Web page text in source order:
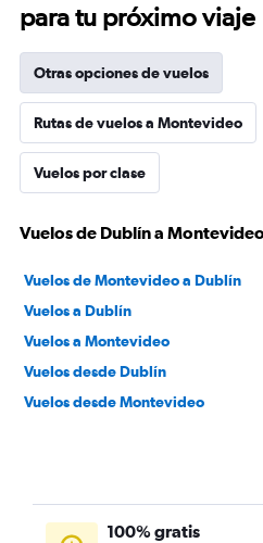
para tu próximo viaje
Otras opciones de vuelos
Rutas de vuelos a Montevideo
Vuelos por clase
Vuelos de Dublín a Montevideo
Vuelos de Montevideo a Dublín
Vuelos a Dublín
Vuelos a Montevideo
Vuelos desde Dublín
Vuelos desde Montevideo
100% gratis